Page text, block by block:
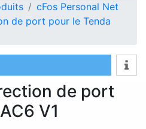
cFos Personal Net
de port pour le Tenda
de port
V1